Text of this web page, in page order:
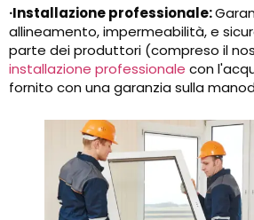
·Installazione professionale:
allineamento, impermeabilità, e
parte dei produttori (compreso il
installazione professionale con
fornito con una garanzia sulla